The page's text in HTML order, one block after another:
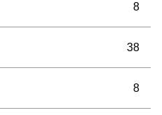
8
38
8